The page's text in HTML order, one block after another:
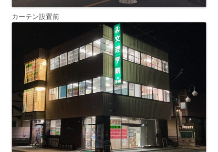
カーテン設置前